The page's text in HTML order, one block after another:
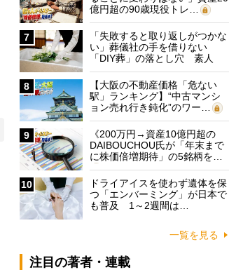
億円超の90歳現役トレ…
7
「失敗すると取り返しがつかな
い」葬儀社の手を借りない
「DIY葬」の落とし穴 素人
に…
8
【大阪の不動産価格「危ない
駅」ランキング】“中古マンシ
ョン売れ行き鈍化”のワー…
9
《200万円→資産10億円超の
DAIBOUCHOU氏が「年末まで
に株価倍増期待」の5銘柄を…
10
ドライアイスを使わず遺体を保
つ「エンバーミング」が日本で
も普及 1～2週間は…
一覧を見る
注目の著者・連載